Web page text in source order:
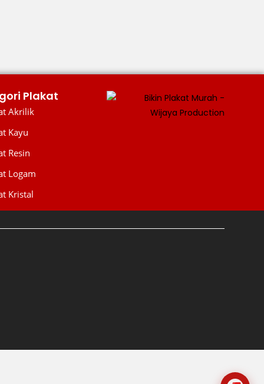
Plakat
Akrilik
Kayu
Resin
Logam
Kristal